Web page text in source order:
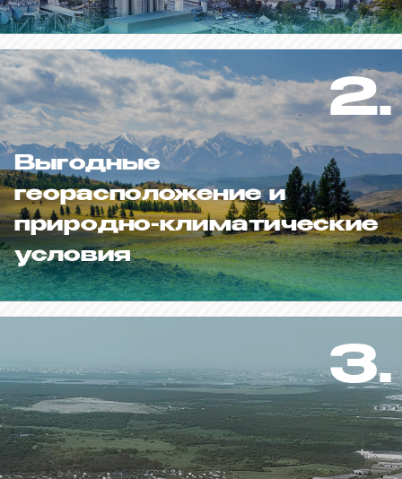
2.
Выгодные
георасположение и
природно-климатические
условия
3.